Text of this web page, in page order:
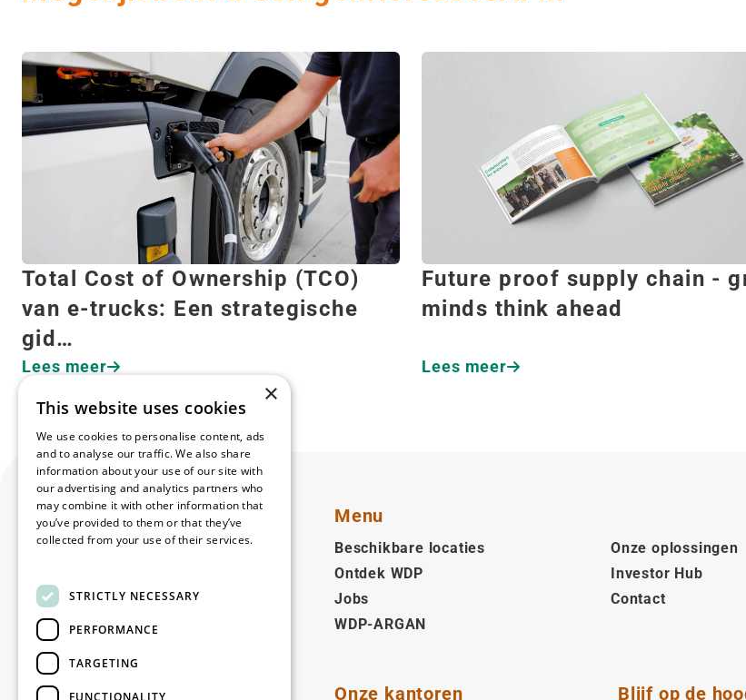
Total Cost of Ownership (TCO)
van e-trucks: Een strategische
gid…
Lees meer
Future proof supply chain -
minds think ahead
Lees meer
Volg ons
Facebook
LinkedIn
YouTubeInstagram
Menu
Beschikbare locaties
Onze oplossingen
Ontdek WDP
Investor Hub
Jobs
Contact
WDP-ARGAN
Onze kantoren Blijf op de
×
This website uses cookies
We use cookies to personalise content, ads
and to analyse our traffic. We also share
information about your use of our site with
our advertising and analytics partners who
may combine it with other information that
you’ve provided to them or that they’ve
collected from your use of their services.
STRICTLY NECESSARY
PERFORMANCE
TARGETING
FUNCTIONALITY